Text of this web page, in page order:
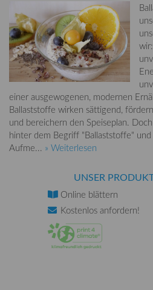
einer ausgewogenen, modernen
Ballaststoffe wirken sättigend,
und bereichern den Speiseplan.
hinter dem Begriff "Ballaststoffe"
Aufme... » Weiterlesen
UNSER
Online blättern
Kostenlos anfordern!